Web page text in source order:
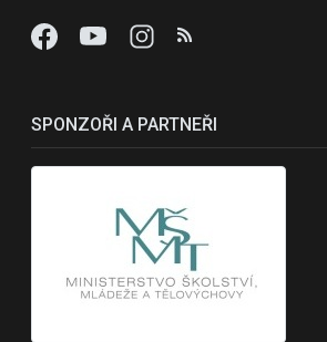
SPONZOŘI A PARTNEŘI